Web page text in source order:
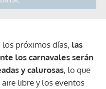
los próximos días, las
los carnavales serán
y calurosas, lo que
libre y los eventos